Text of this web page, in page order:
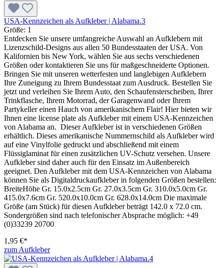
USA-Kennzeichen als Aufkleber | Alabama.3
Größe: 1
Entdecken Sie unsere umfangreiche Auswahl an Aufklebern mit
Lizenzschild-Designs aus allen 50 Bundesstaaten der USA. Von
Kalifornien bis New York, wählen Sie aus sechs verschiedenen
Größen oder kontaktieren Sie uns für maßgeschneiderte Optionen.
Bringen Sie mit unseren wetterfesten und langlebigen Aufklebern
Ihre Zuneigung zu Ihrem Bundesstaat zum Ausdruck. Bestellen Sie
jetzt und verleihen Sie Ihrem Auto, den Schaufensterscheiben, Ihrer
Trinkflasche, Ihrem Motorrad, der Garagenwand oder Ihrem
Partykeller einen Hauch von amerikanischem Flair! Hier bieten wir
Ihnen eine license plate als Aufkleber mit einem USA-Kennzeichen
von Alabama an. Dieser Aufkleber ist in verschiedenen Größen
erhältlich. Dieses amerikanische Nummernschild als Aufkleber wird
auf eine Vinylfolie gedruckt und abschließend mit einem
Flüssiglaminat für einen zusätzlichen UV-Schutz versehen. Unsere
Aufkleber sind daher auch für den Einsatz im Außenbereich
geeignet. Den Aufkleber mit dem USA-Kennzeichen von Alabama
können Sie als Digitaldruckaufkleber in folgenden Größen bestellen:
BreiteHöhe Gr. 15.0x2.5cm Gr. 27.0x3.5cm Gr. 310.0x5.0cm Gr.
415.0x7.6cm Gr. 520.0x10.0cm Gr. 628.0x14.0cm Die maximale
Größe (am Stück) für diesen Aufkleber beträgt 142.0 x 72.0 cm.
Sondergrößen sind nach telefonischer Absprache möglich: +49
(0)33239 20700
1,95 €*
zum Aufkleber